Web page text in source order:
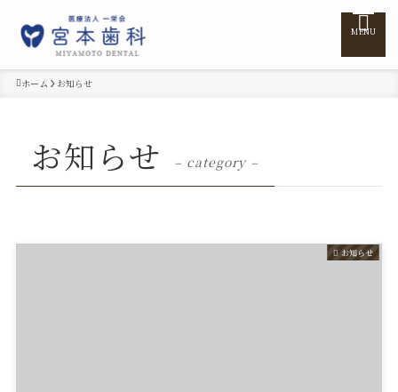
医院紹介
MENU
ホーム お知らせ
お知らせ – category –
お知らせ